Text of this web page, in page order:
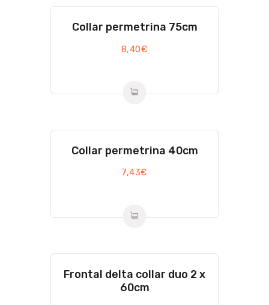
Collar permetrina 75cm
8,40€
Collar permetrina 40cm
7,43€
Frontal delta collar duo 2 x
60cm